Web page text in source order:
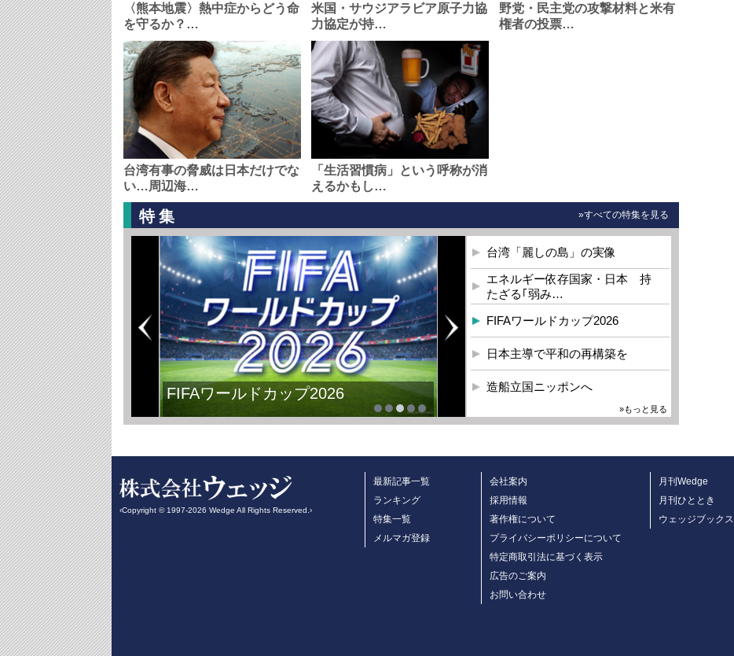
〈熊本地震〉熱中症からどう命
を守るか？…
米国・サウジアラビア原子力協
力協定が持…
野党・民主党の攻撃材料と米有
権者の投票…
台湾有事の脅威は日本だけでな
い…周辺海…
「生活習慣病」という呼称が消
えるかもし…
特集 »すべての特集を見る
FIFAワールドカップ2026
台湾「麗しの島」の実像
エネルギー依存国家・日本 持
たざる｢弱み…
FIFAワールドカップ2026
日本主導で平和の再構築を
造船立国ニッポンへ
»もっと見る
‹Copyright © 1997-2026 Wedge All Rights Reserved.›
最新記事一覧
ランキング
特集一覧
メルマガ登録
会社案内
採用情報
著作権について
プライバシーポリシーについて
特定商取引法に基づく表示
広告のご案内
お問い合わせ
月刊Wedge
月刊ひととき
ウェッジブックス